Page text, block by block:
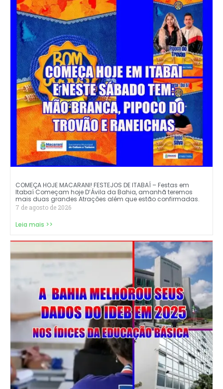
COMEÇA HOJE MACARANI! FESTEJOS DE ITABAÍ – Festas em
Itabaí Começam hoje D’Ávila da Bahia, amanhã teremos
mais duas grandes Atrações além que estão confirmadas.
7 de agosto de 2026
Leia mais >>